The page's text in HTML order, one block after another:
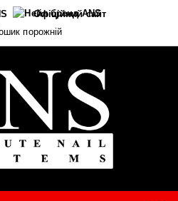
Офіційний сайт
порожній